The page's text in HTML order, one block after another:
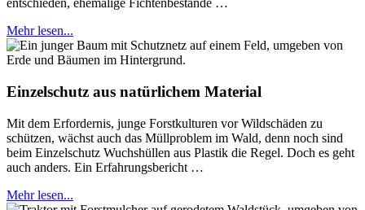
entschieden, ehemalige Fichtenbestände …
Mehr lesen...
Einzelschutz aus natürlichem Material
Mit dem Erfordernis, junge Forstkulturen vor Wildschäden zu
schützen, wächst auch das Müllproblem im Wald, denn noch sind
beim Einzelschutz Wuchshüllen aus Plastik die Regel. Doch es geht
auch anders. Ein Erfahrungsbericht …
Mehr lesen...